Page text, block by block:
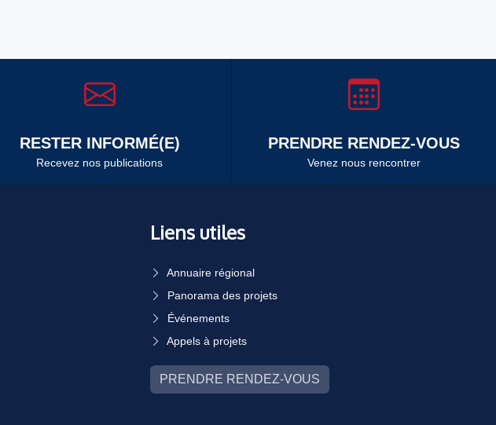
RESTER INFORMÉ(E)
Recevez nos publications
PRENDRE RENDEZ-VOUS
Venez nous rencontrer
Liens utiles
Annuaire régional
Panorama des projets
Événements
Appels à projets
PRENDRE RENDEZ-VOUS